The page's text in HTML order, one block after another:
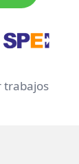
trabajos